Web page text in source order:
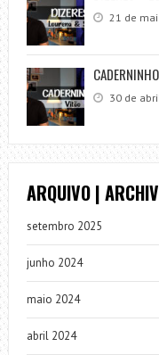
21 de
30 de
ARQUIVO |
setembro 2025
junho 2024
maio 2024
abril 2024